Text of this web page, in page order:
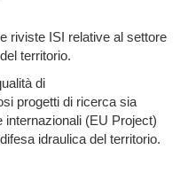
riviste ISI relative al settore
territorio.
di
progetti di ricerca sia
(EU Project)
idraulica del territorio.